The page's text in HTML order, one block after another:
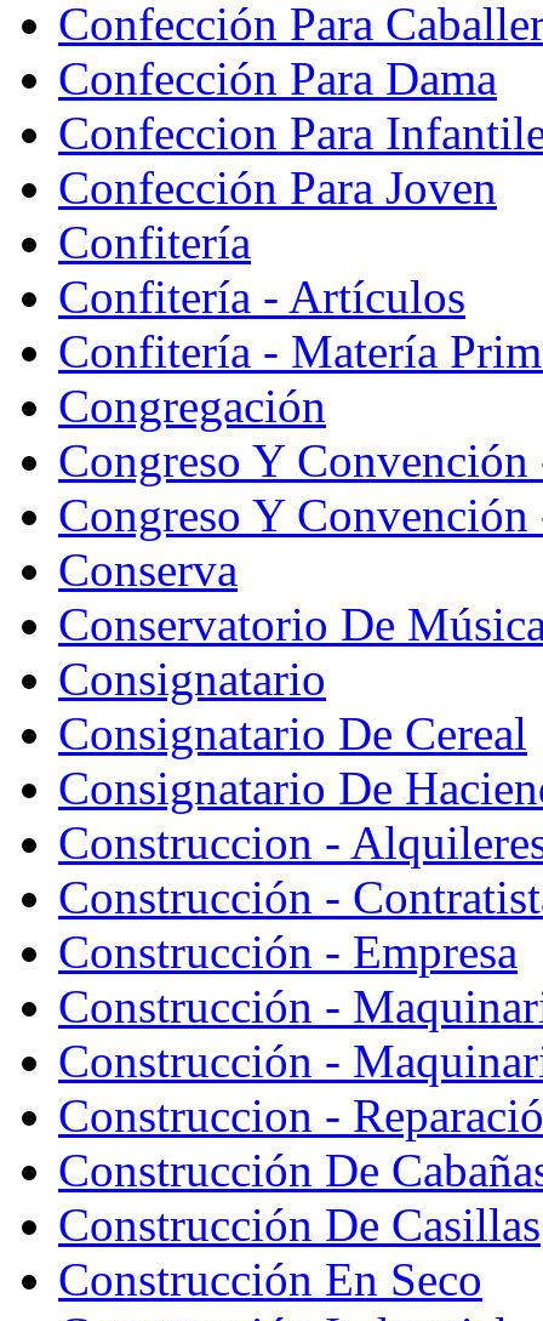
Confección Para
Confección Para Dama
Confeccion Para
Confección Para Joven
Confitería
Confitería - Artículos
Confitería - Matería
Congregación
Congreso Y Convención
Congreso Y
Conserva
Conservatorio De
Consignatario
Consignatario De Cereal
Consignatario De
Construccion -
Construcción -
Construcción - Empresa
Construcción -
Construcción -
Construccion -
Construcción De
Construcción De Casillas
Construcción En Seco